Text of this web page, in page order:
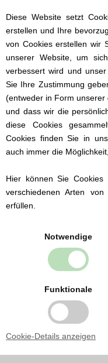
Diese Website setzt
erstellen und Ihre
von Cookies erstellen wir
unserer Website, um
verbessert wird und
Sie Ihre Zustimmung
(entweder in Form
und dass wir die
diese Cookies
Cookies finden Sie in
auch immer die
Hier können Sie
verschiedenen Arten
erfüllen.
Notwendige
Funktionale
Cookie-Details anzeigen
bedeutet,
kontrolliert
und bei allen
Färben,
auf die
international
die
hinaus werden
berücksichtigt,
Lupine Flared
Body und
Die Hose ist
74 (9 Monate)
80 (12 Monate)
86 (18 Monate)